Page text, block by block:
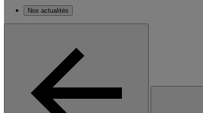
Nos actualités